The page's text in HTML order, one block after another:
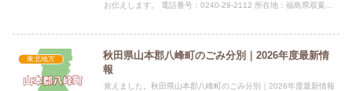
お伝えします。 電話番号：0240-29-2112 所在地：福島県双葉郡
東北地方
秋田県山本郡八峰町のごみ分別｜2026年度最新情
報
覚えました。秋田県山本郡八峰町のごみ分別｜2026年度最新情報